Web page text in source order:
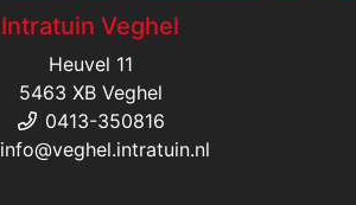
Intratuin Veghel
Heuvel 11
5463 XB Veghel
0413-350816
info@veghel.intratuin.nl